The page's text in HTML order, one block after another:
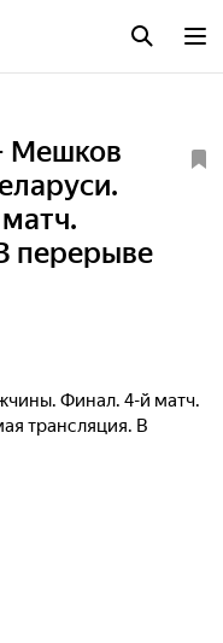
Мешков
перерыве
Финал. 4-й матч.
трансляция. В